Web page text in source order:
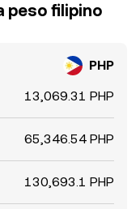
peso filipino
PHP
13,069.31 PHP
65,346.54 PHP
130,693.1 PHP